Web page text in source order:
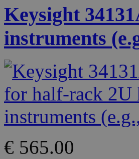
Keysight
instruments
€ 565.00